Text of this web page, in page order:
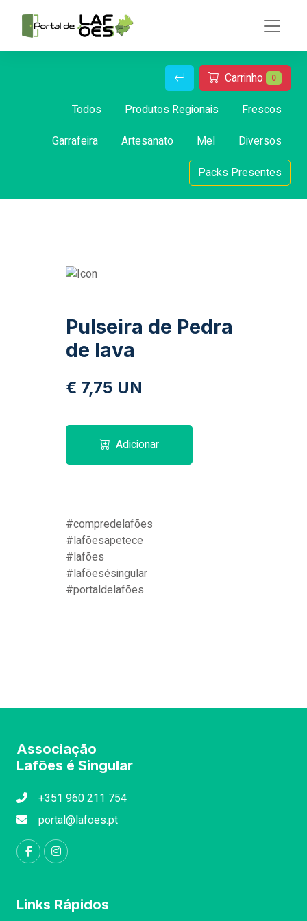
Carrinho 0
Todos Produtos Regionais
Frescos
Garrafeira
Artesanato Mel
Diversos
Packs Presentes
Pulseira de Pedra
de lava
€ 7,75 UN
Adicionar
#compredelafões
#lafõesapetece
#lafões
#lafõesésingular
#portaldelafões
Associação
Lafões é Singular
+351 960 211 754
portal@lafoes.pt
Links Rápidos